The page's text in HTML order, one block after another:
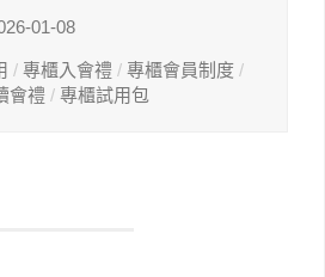
01-08
/ 專櫃入會禮 / 專櫃會員制度 /
會禮 / 專櫃試用包